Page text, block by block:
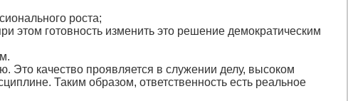
роста;
этом готовность изменить это решение демократическим
Это качество проявляется в служении делу, высоком
Таким образом, ответственность есть реальное